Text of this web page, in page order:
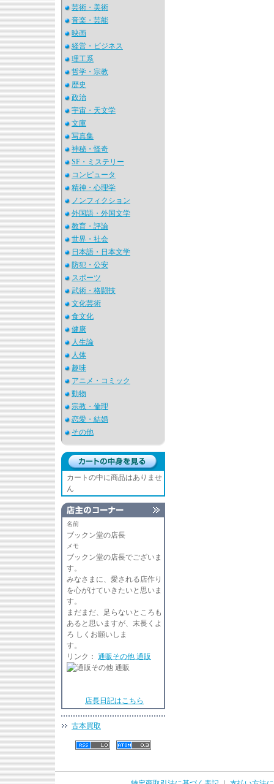
芸術・美術
音楽・芸能
映画
経営・ビジネス
理工系
哲学・宗教
歴史
政治
宇宙・天文学
文庫
写真集
神秘・怪奇
SF・ミステリー
コンピュータ
精神・心理学
ノンフィクション
外国語・外国文学
教育・評論
世界・社会
日本語・日本文学
防犯・公安
スポーツ
武術・格闘技
文化芸術
食文化
健康
人生論
人体
趣味
アニメ・コミック
動物
宗教・倫理
恋愛・結婚
その他
カートの中に商品はありませ
ん
名前
ブックン堂の店長
メモ
ブックン堂の店長でございま
す
みなさまに、愛される店作り
を心がけていきたいと思いま
す。
まだまだ、足らないところも
あると思いますが、末長くよ
ろ しくお願いしま
リンク： 通販その他 通販
店長日記はこちら
古本買取